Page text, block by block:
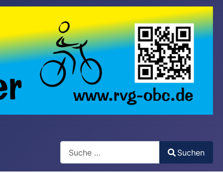
Type 2 or more characters for results.
Suchen